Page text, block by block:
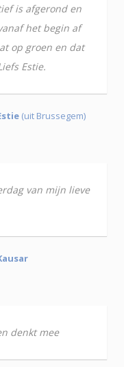
is afgerond en
het begin af
op groen en dat
Estie.
(uit Brussegem)
van mijn lieve
denkt mee